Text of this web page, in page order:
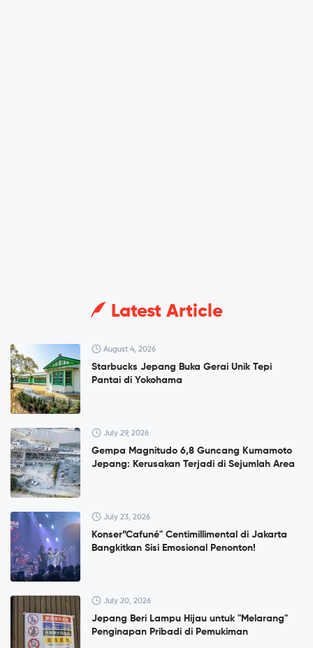
Latest Article
August 4, 2026
Starbucks Jepang Buka Gerai Unik Tepi
Pantai di Yokohama
July 29, 2026
Gempa Magnitudo 6,8 Guncang Kumamoto
Jepang: Kerusakan Terjadi di Sejumlah Area
July 23, 2026
Konser”Cafuné" Centimillimental di Jakarta
Bangkitkan Sisi Emosional Penonton!
July 20, 2026
Jepang Beri Lampu Hijau untuk "Melarang"
Penginapan Pribadi di Pemukiman